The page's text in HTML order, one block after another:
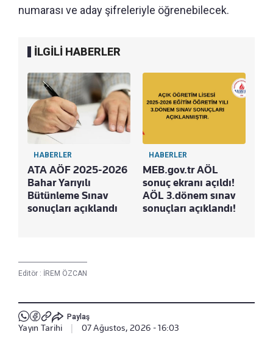
numarası ve aday şifreleriyle öğrenebilecek.
İLGİLİ HABERLER
HABERLER
ATA AÖF 2025-2026
Bahar Yarıyılı
Bütünleme Sınav
sonuçları açıklandı
HABERLER
MEB.gov.tr AÖL
sonuç ekranı açıldı!
AÖL 3.dönem sınav
sonuçları açıklandı!
Editör : İREM ÖZCAN
Paylaş
Yayın Tarihi 07 Ağustos, 2026 - 16:03